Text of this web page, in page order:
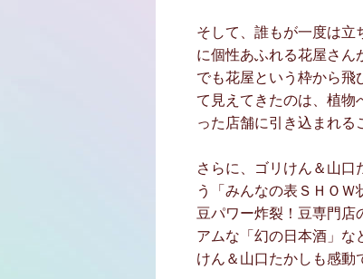
そして、誰もが一度は立
に個性あふれる花屋さん
でも花屋という枠から飛
て見えてきたのは、植物
った店舗に引き込まれる
さらに、ゴリけん＆山口
う「みんなの表ＳＨＯＷ
豆パワー炸裂！豆専門店
アムな「幻の日本酒」な
けん＆山口たかしも感動